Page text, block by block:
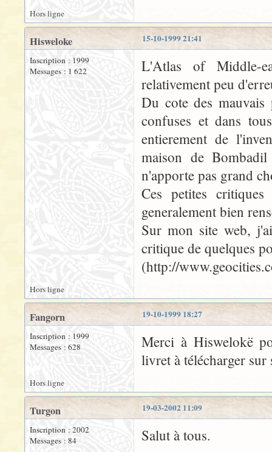
Hors ligne
15-10-1999 21:41
Hisweloke
Inscription : 1999
Messages : 1 622
L'Atlas of Middle-
relativement peu
Du cote des
confuses et dans
entierement de
maison de
n'apporte pas grand
Ces petites
generalement bien
Sur mon site web,
critique de quelques
(http://
Hors ligne
19-10-1999 18:27
Fangorn
Inscription : 1999
Messages : 628
Merci à Hiswelokë
livret à télécharger sur
Hors ligne
19-03-2002 11:09
Turgon
Inscription : 2002
Messages : 84
Salut à tous.